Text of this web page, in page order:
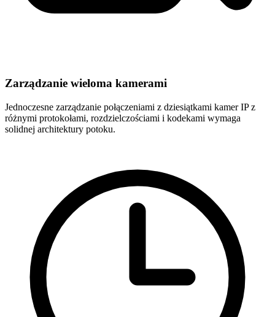
Zarządzanie wieloma kamerami
Jednoczesne zarządzanie połączeniami z dziesiątkami kamer IP z
różnymi protokołami, rozdzielczościami i kodekami wymaga
solidnej architektury potoku.